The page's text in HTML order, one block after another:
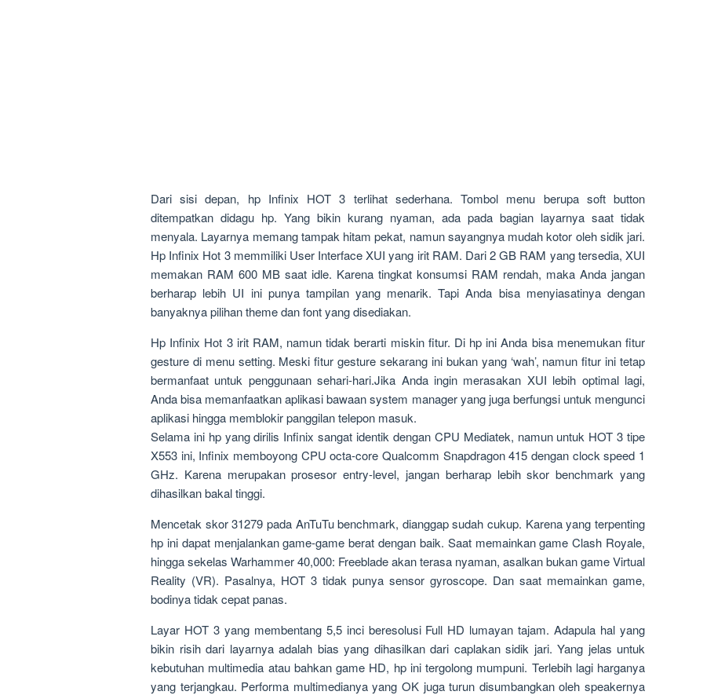
Dari sisi depan, hp Infinix HOT 3 terlihat sederhana. Tombol menu berupa soft button
ditempatkan didagu hp. Yang bikin kurang nyaman, ada pada bagian layarnya saat tidak
menyala. Layarnya memang tampak hitam pekat, namun sayangnya mudah kotor oleh sidik jari.
Hp Infinix Hot 3 memmiliki User Interface XUI yang irit RAM. Dari 2 GB RAM yang tersedia, XUI
memakan RAM 600 MB saat idle. Karena tingkat konsumsi RAM rendah, maka Anda jangan
berharap lebih UI ini punya tampilan yang menarik. Tapi Anda bisa menyiasatinya dengan
banyaknya pilihan theme dan font yang disediakan.
Hp Infinix Hot 3 irit RAM, namun tidak berarti miskin fitur. Di hp ini Anda bisa menemukan fitur
gesture di menu setting. Meski fitur gesture sekarang ini bukan yang ‘wah’, namun fitur ini tetap
bermanfaat untuk penggunaan sehari-hari.Jika Anda ingin merasakan XUI lebih optimal lagi,
Anda bisa memanfaatkan aplikasi bawaan system manager yang juga berfungsi untuk mengunci
aplikasi hingga memblokir panggilan telepon masuk.
Selama ini hp yang dirilis Infinix sangat identik dengan CPU Mediatek, namun untuk HOT 3 tipe
X553 ini, Infinix memboyong CPU octa-core Qualcomm Snapdragon 415 dengan clock speed 1
GHz. Karena merupakan prosesor entry-level, jangan berharap lebih skor benchmark yang
dihasilkan bakal tinggi.
Mencetak skor 31279 pada AnTuTu benchmark, dianggap sudah cukup. Karena yang terpenting
hp ini dapat menjalankan game-game berat dengan baik. Saat memainkan game Clash Royale,
hingga sekelas Warhammer 40,000: Freeblade akan terasa nyaman, asalkan bukan game Virtual
Reality (VR). Pasalnya, HOT 3 tidak punya sensor gyroscope. Dan saat memainkan game,
bodinya tidak cepat panas.
Layar HOT 3 yang membentang 5,5 inci beresolusi Full HD lumayan tajam. Adapula hal yang
bikin risih dari layarnya adalah bias yang dihasilkan dari caplakan sidik jari. Yang jelas untuk
kebutuhan multimedia atau bahkan game HD, hp ini tergolong mumpuni. Terlebih lagi harganya
yang terjangkau. Performa multimedianya yang OK juga turun disumbangkan oleh speakernya